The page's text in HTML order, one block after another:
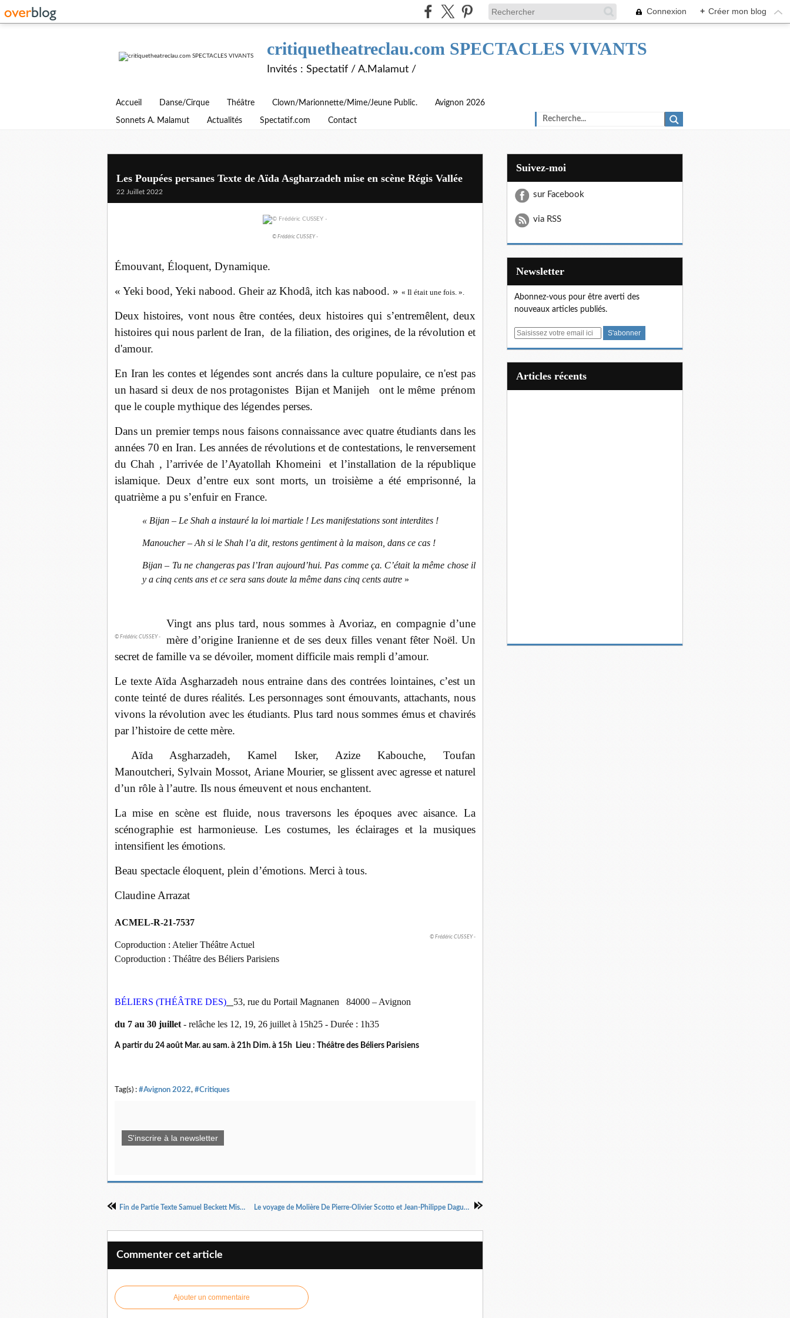
Connexion + Créer mon blog
critiquetheatreclau.com SPECTACLES VIVANTS
Invités : Spectatif / A.Malamut /
Accueil Danse/Cirque Théâtre Clown/Marionnette/Mime/Jeune Public. Avignon 2026
Sonnets A. Malamut Actualités Spectatif.com Contact
Les Poupées persanes Texte de Aïda Asgharzadeh mise en scène Régis Vallée
22 Juillet 2022
© Frédéric CUSSEY -
Émouvant, Éloquent, Dynamique.
« Yeki bood, Yeki nabood. Gheir az Khodâ, itch kas nabood. » « Il était une fois. ».
Deux histoires, vont nous être contées, deux histoires qui s’entremêlent, deux
histoires qui nous parlent de Iran, de la filiation, des origines, de la révolution et
d'amour.
En Iran les contes et légendes sont ancrés dans la culture populaire, ce n'est pas
un hasard si deux de nos protagonistes Bijan et Manijeh ont le même prénom
que le couple mythique des légendes perses.
Dans un premier temps nous faisons connaissance avec quatre étudiants dans les
années 70 en Iran. Les années de révolutions et de contestations, le renversement
du Chah , l’arrivée de l’Ayatollah Khomeini
et l’installation de la république
islamique. Deux d’entre eux sont morts, un troisième a été emprisonné, la
quatrième a pu s’enfuir en France.
« Bijan – Le Shah a instauré la loi martiale ! Les manifestations sont interdites !
Manoucher – Ah si le Shah l’a dit, restons gentiment à la maison, dans ce cas !
Bijan – Tu ne changeras pas l’Iran aujourd’hui. Pas comme ça. C’était la même chose il
y a cinq cents ans et ce sera sans doute la même dans cinq cents autre »
© Frédéric CUSSEY -
Vingt ans plus tard, nous sommes à Avoriaz, en compagnie d’une
mère d’origine Iranienne et de ses deux filles venant fêter Noël. Un
secret de famille va se dévoiler, moment difficile mais rempli d’amour.
Le texte Aïda Asgharzadeh nous entraine dans des contrées lointaines, c’est un
conte teinté de dures réalités. Les personnages sont émouvants, attachants, nous
vivons la révolution avec les étudiants. Plus tard nous sommes émus et chavirés
par l’histoire de cette mère.
Aïda Asgharzadeh, Kamel Isker, Azize Kabouche, Toufan
Manoutcheri, Sylvain Mossot, Ariane Mourier, se glissent avec agresse et naturel
d’un rôle à l’autre. Ils nous émeuvent et nous enchantent.
La mise en scène est fluide, nous traversons les époques avec aisance. La
scénographie est harmonieuse. Les costumes, les éclairages et la musiques
intensifient les émotions.
Beau spectacle éloquent, plein d’émotions. Merci à tous.
Claudine Arrazat
© Frédéric CUSSEY -
ACMEL-R-21-7537
Coproduction : Atelier Théâtre Actuel
Coproduction : Théâtre des Béliers Parisiens
BÉLIERS (THÉÂTRE DES) 53, rue du Portail Magnanen 84000 – Avignon
du 7 au 30 juillet - relâche les 12, 19, 26 juillet à 15h25 - Durée : 1h35
A partir du 24 août Mar. au sam. à 21h Dim. à 15h Lieu : Théâtre des Béliers Parisiens
Tag(s) : #Avignon 2022, #Critiques
S'inscrire à la newsletter
Fin de Partie Texte Samuel Beckett Mise en scène Jacques Osinski Le voyage de Molière De Pierre-Olivier Scotto et Jean-Philippe Daguerre Mise en scène Jean-Philippe Daguerre.
Commenter cet article
Ajouter un commentaire
Suivez-moi
sur Facebook
via RSS
Newsletter
Abonnez-vous pour être averti des
nouveaux articles publiés.
E
articles récents